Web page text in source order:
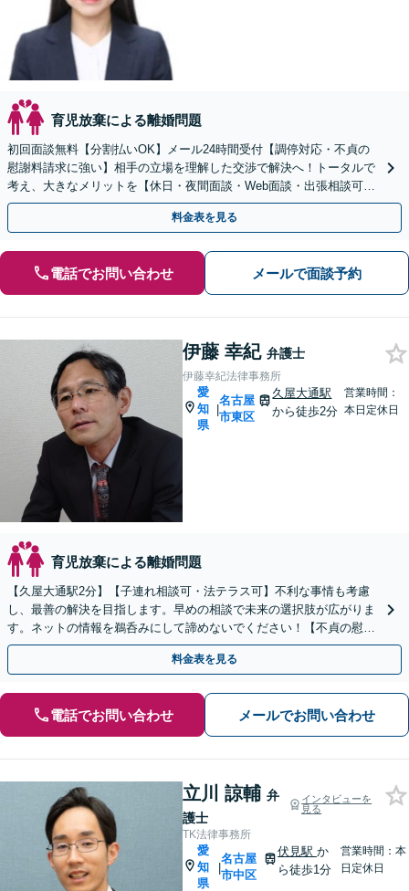
育児放棄による離婚問題
初回面談無料【分割払いOK】メール24時間受付【調停対応・不貞の
慰謝料請求に強い】相手の立場を理解した交渉で解決へ！トータルで
考え、大きなメリットを【休日・夜間面談・Web面談・出張相談可】
まずは面談予約から【名古屋駅5分／岡崎周辺も対応】
料金表を見る
電話でお問い合わせ メールで面談予約
伊藤 幸紀 弁護士
伊藤幸紀法律事務所
愛
知
県
|
名古屋
市東区
久屋大通駅
から徒歩2分
営業時間：
本日定休日
育児放棄による離婚問題
【久屋大通駅2分】【子連れ相談可・法テラス可】不利な事情も考慮
し、最善の解決を目指します。早めの相談で未来の選択肢が広がりま
す。ネットの情報を鵜呑みにして諦めないでください！【不貞の慰謝
料請求】【財産分与】親権などもご相談ください。
料金表を見る
電話でお問い合わせ メールでお問い合わせ
立川 諒輔 弁
護士
インタビューを
見る
TK法律事務所
愛
知
県
|
名古屋
市中区
伏見駅 か
ら徒歩1分
営業時間：本
日定休日